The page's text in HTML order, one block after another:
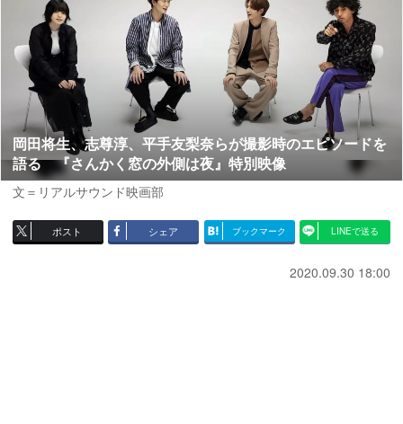
岡田将生、志尊淳、平手友梨奈らが撮影時のエピソードを
語る 『さんかく窓の外側は夜』特別映像
文＝リアルサウンド映画部
ポスト シェア ブックマーク LINEで送る
2020.09.30 18:00